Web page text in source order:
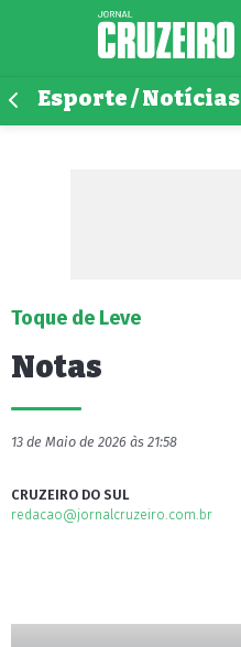
Esporte / Notícias
Toque de Leve
Notas
13 de Maio de 2026 às 21:58
CRUZEIRO DO SUL
redacao@jornalcruzeiro.com.br